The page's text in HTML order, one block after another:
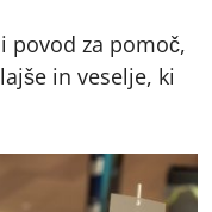
povod za pomoč,
in veselje, ki